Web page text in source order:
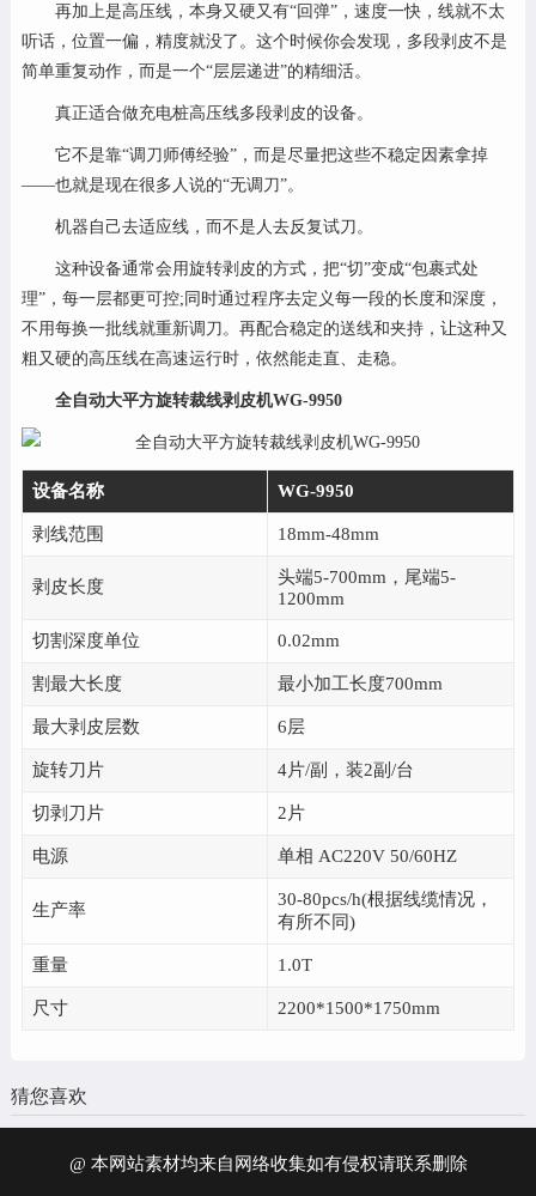
再加上是高压线，本身又硬又有“回弹”，速度一快，线就不太
听话，位置一偏，精度就没了。这个时候你会发现，多段剥皮不是
简单重复动作，而是一个“层层递进”的精细活。
真正适合做充电桩高压线多段剥皮的设备。
它不是靠“调刀师傅经验”，而是尽量把这些不稳定因素拿掉
——也就是现在很多人说的“无调刀”。
机器自己去适应线，而不是人去反复试刀。
这种设备通常会用旋转剥皮的方式，把“切”变成“包裹式处
理”，每一层都更可控;同时通过程序去定义每一段的长度和深度，
不用每换一批线就重新调刀。再配合稳定的送线和夹持，让这种又
粗又硬的高压线在高速运行时，依然能走直、走稳。
全自动大平方旋转裁线剥皮机WG-9950
设备名称 WG-9950
剥线范围 18mm-48mm
剥皮长度
头端5-700mm，尾端5-
1200mm
切割深度单位 0.02mm
割最大长度 最小加工长度700mm
最大剥皮层数 6层
旋转刀片 4片/副，装2副/台
切剥刀片 2片
电源 单相 AC220V 50/60HZ
生产率
30-80pcs/h(根据线缆情况，
有所不同)
重量 1.0T
尺寸 2200*1500*1750mm
猜您喜欢
@ 本网站素材均来自网络收集如有侵权请联系删除